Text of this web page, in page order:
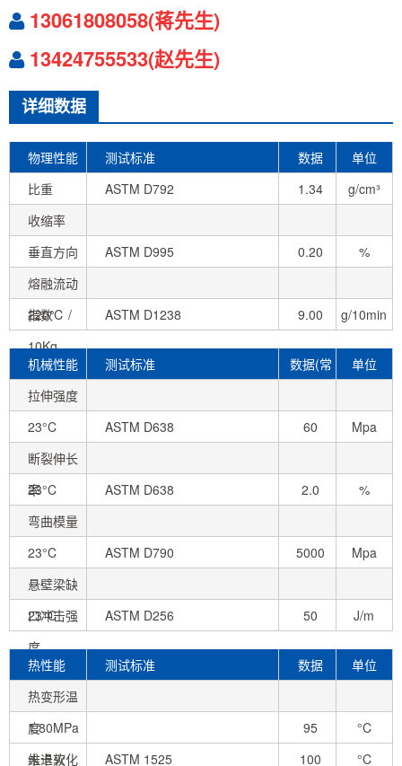
13061808058(蒋先生)
13424755533(赵先生)
详细数据
物理性能 测试标准 数据
单位
比重
ASTM D792 1.34
g/cm³
收缩率
垂直方向
ASTM D995 0.20
%
熔融流动
指数
220℃ /
10Kg
ASTM D1238 9.00 g/10min
机械性能 测试标准
数据(常
单位
拉伸强度
23°C
ASTM D638 60
Mpa
断裂伸长
率
23°C ASTM D638 2.0
%
弯曲模量
23°C
ASTM D790 5000
Mpa
悬壁梁缺
口冲击强
度
23°C ASTM D256 50 J/m
热性能 测试标准 数据
单位
热变形温
度
1.80MPa
未退火
95
°C
维卡软化
ASTM 1525 100 °C